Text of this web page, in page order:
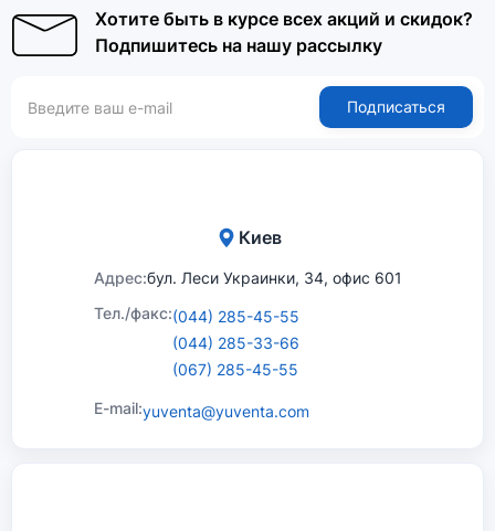
Хотите быть в курсе всех акций и скидок?
Подпишитесь на нашу рассылку
Подписаться
Киев
Адрес:бул. Леси Украинки, 34, офис 601
Тел./факс:(044) 285-45-55
(044) 285-33-66
(067) 285-45-55
E-mail:yuventa@yuventa.com